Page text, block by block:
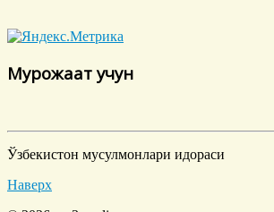
Мурожаат учун
Ўзбекистон мусулмонлари идораси
Наверх